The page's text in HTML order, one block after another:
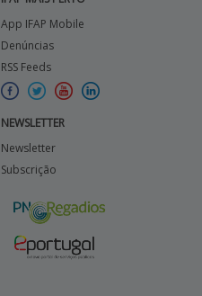
App IFAP Mobile
Denúncias
RSS Feeds
NEWSLETTER
Newsletter
Subscrição